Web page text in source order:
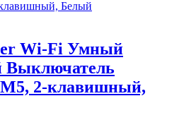
Wi-Fi Умный
Выключатель
2-клавишный,